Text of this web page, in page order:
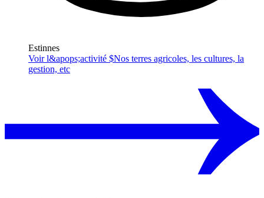
Estinnes
Voir l&apops;activité $Nos terres agricoles, les cultures, la
gestion, etc